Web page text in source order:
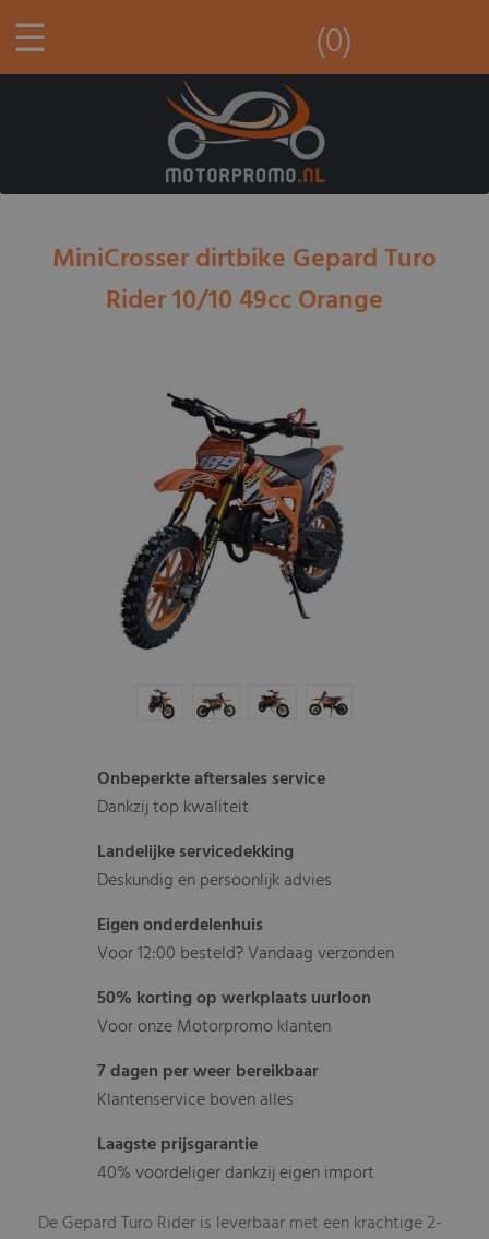
☰ (0)
MiniCrosser dirtbike Gepard Turo
Rider 10/10 49cc Orange
Onbeperkte aftersales service
Dankzij top kwaliteit
Landelijke servicedekking
Deskundig en persoonlijk advies
Eigen onderdelenhuis
Voor 12:00 besteld? Vandaag verzonden
50% korting op werkplaats uurloon
Voor onze Motorpromo klanten
7 dagen per weer bereikbaar
Klantenservice boven alles
Laagste prijsgarantie
40% voordeliger dankzij eigen import
De Gepard Turo Rider is leverbaar met een krachtige 2-